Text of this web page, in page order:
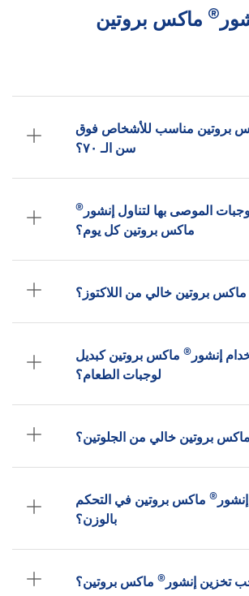
® ماكس بروتين
بروتين مناسب للأشخاص فوق
سن الـ ٧٠؟
الموصى بها لتناول إنشور®
ماكس بروتين كل يوم؟
ماكس بروتين خالي من اللاكتوز؟
إنشور® ماكس بروتين كبديل
لوجبات الطعام؟
ماكس بروتين خالي من الجلوتين؟
® ماكس بروتين في التحكم
بالوزن؟
تخزين إنشور® ماكس بروتين؟